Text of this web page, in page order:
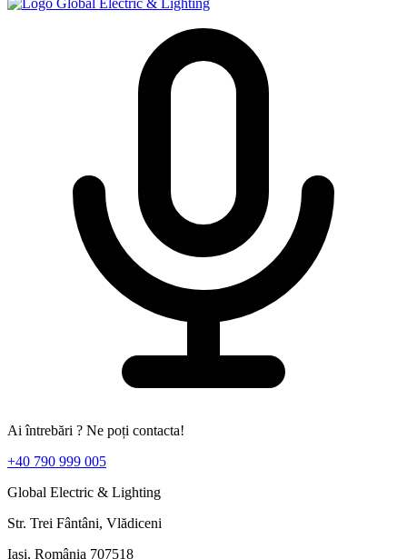
Ai întrebări ? Ne poți contacta!
+40 790 999 005
Global Electric & Lighting
Str. Trei Fântâni, Vlădiceni
Iași, România 707518